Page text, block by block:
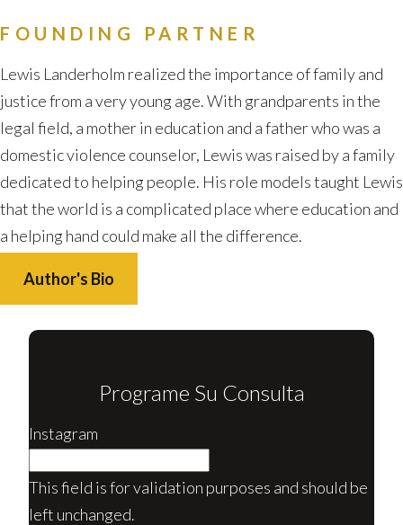
FOUNDING PARTNER
Lewis Landerholm realized the importance of family and
justice from a very young age. With grandparents in the
legal field, a mother in education and a father who was a
domestic violence counselor, Lewis was raised by a family
dedicated to helping people. His role models taught Lewis
that the world is a complicated place where education and
a helping hand could make all the difference.
Author's Bio
Programe Su Consulta
Instagram
This field is for validation purposes and should be
left unchanged.